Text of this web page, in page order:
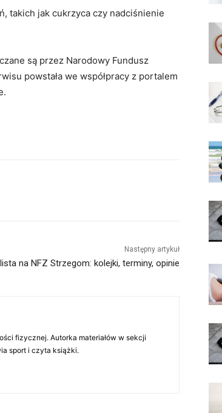
takich jak cukrzyca czy nadciśnienie
są przez Narodowy Fundusz
powstała we współpracy z portalem
Następny artykuł
na NFZ Strzegom: kolejki, terminy, opinie
fizycznej. Autorka materiałów w sekcji
sport i czyta książki.